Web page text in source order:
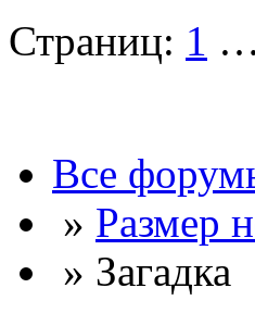
Страниц: 1 …
Все
» Размер
» Загадка